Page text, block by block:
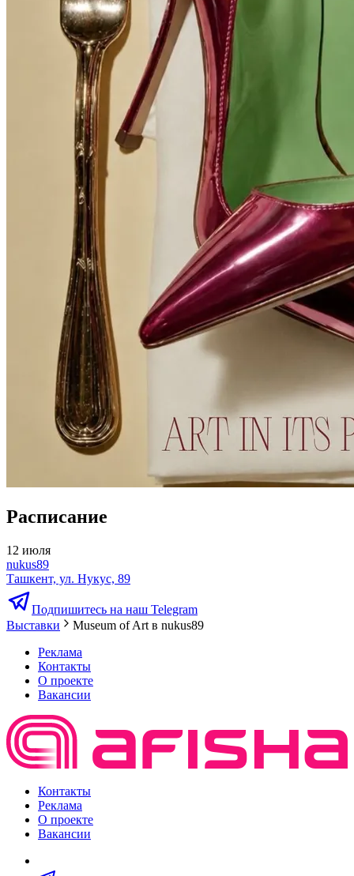
Расписание
12 июля
nukus89
Ташкент, ул. Нукус, 89
Подпишитесь на наш Telegram
Выставки
Museum of Art в nukus89
Реклама
Контакты
О проекте
Вакансии
Контакты
Реклама
О проекте
Вакансии